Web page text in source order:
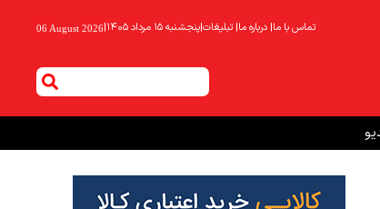
تماس با ما| درباره ما| تبلیغات|پنجشنبه ۱۵ مرداد ۱۴۰۵ |
06 August 2026